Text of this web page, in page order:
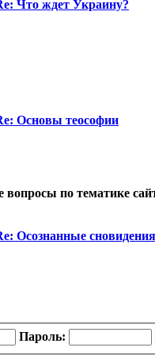
Что ждет Украину?
Основы теософии
вопросы по тематике
Осознанные
Пароль: